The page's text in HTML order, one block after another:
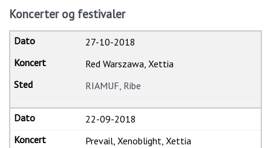
Koncerter og festivaler
27-10-2018
Red Warszawa, Xettia
RIAMUF, Ribe
22-09-2018
Prevail, Xenoblight, Xettia